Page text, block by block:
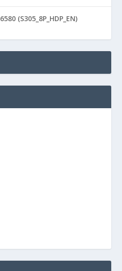
(S305_8P_HDP_EN)